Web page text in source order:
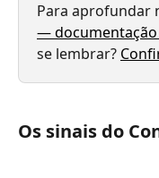
Para aprofundar
—
se lembrar?
Os sinais do